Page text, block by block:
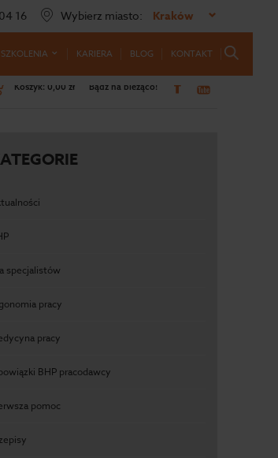
16 Wybierz miasto: Kraków
KARIERA BLOG KONTAKT
Koszyk: 0,00 zł Bądź na bieżąco!
specjalistów
pracy
pracy
BHP pracodawcy
pomoc